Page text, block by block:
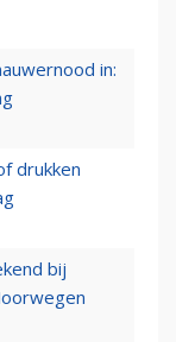
in:
drukken
bij